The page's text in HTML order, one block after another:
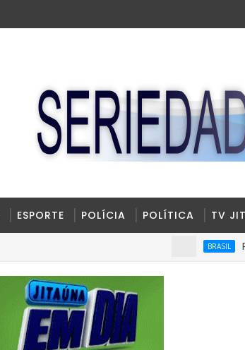
ESPORTE POLÍCIA POLÍTICA TV